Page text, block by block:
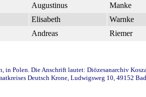
Augustinus Manke
Elisabeth Warnke
Andreas Riemer
Polen. Die Anschrift lautet: Diözesanarchiv
Deutsch Krone, Ludwigsweg 10, 49152